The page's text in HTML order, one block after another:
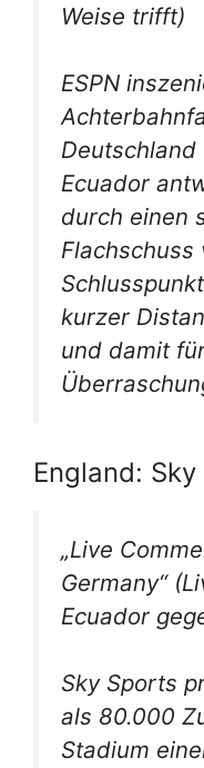
Weise trifft)
ESPN
Deutschland
Ecuador
durch einen
Flachschuss
kurzer
und damit
England:
„Live
Germany“
Ecuador
Sky Sports
als 80.000
Stadium